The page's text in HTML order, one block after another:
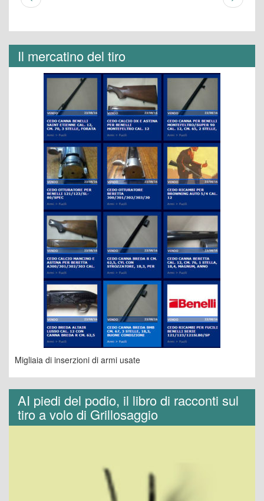
Il mercatino del tiro
Migliaia di inserzioni di armi usate
AI piedi del podio, il libro di racconti sul
tiro a volo di Grillosaggio